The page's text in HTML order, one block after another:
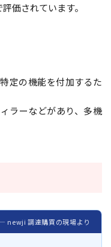
価されています。
定の機能を付加するた
ラーなどがあり、多機
newji 調達購買の現場より